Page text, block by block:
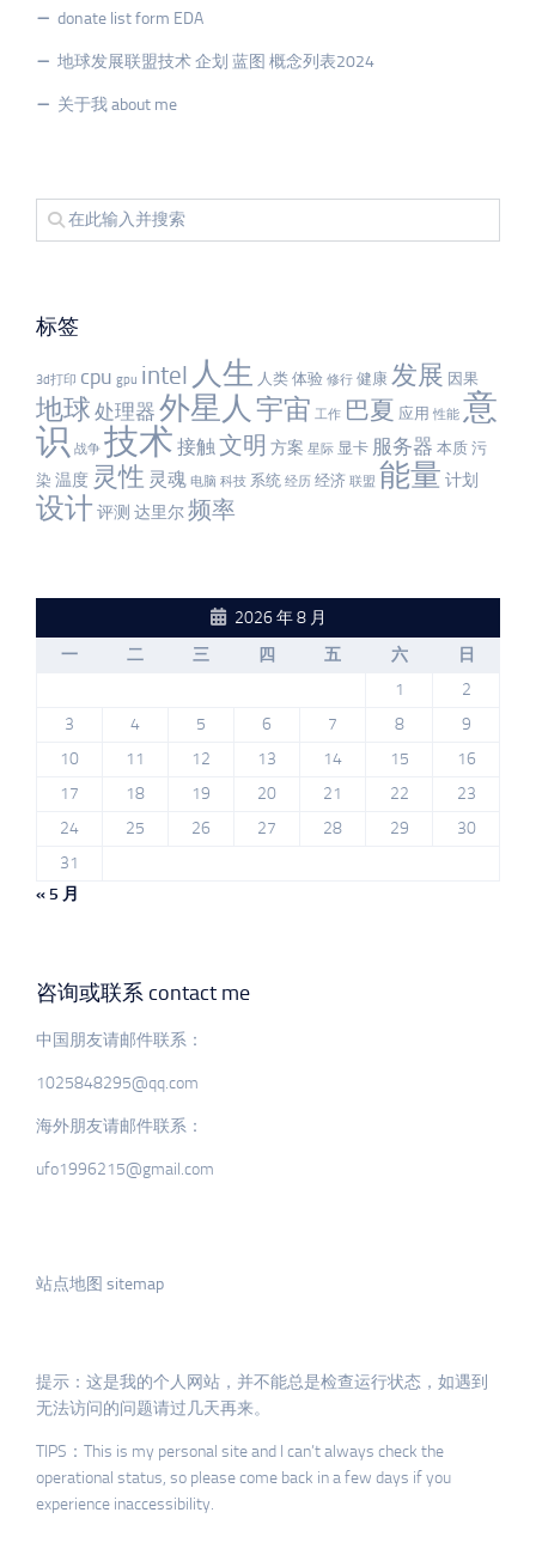
donate list form EDA
地球发展联盟技术 企划 蓝图 概念列表2024
关于我 about me
标签
3d打印 cpu gpu intel 人生 人类 体验 修行 健康 发展 因果
地球 处理器 外星人 宇宙 工作 巴夏 应用 性能 意
识 战争 技术 接触文明 方案 星际 显卡 服务器 本质 污
染 温度 灵性 灵魂 电脑 科技 系统 经历 经济 联盟 能量 计划
设计评测 达里尔频率
2026 年 8 月
一
二 三 四 五 六
日
1
2
3
4 5 6 7 8
9
10
11 12 13 14 15
16
17
18 19 20 21 22
23
24
25 26 27 28 29
30
31
« 5 月
咨询或联系 contact me
中国朋友请邮件联系：
1025848295@qq.com
海外朋友请邮件联系：
ufo1996215@gmail.com
站点地图 sitemap
提示：这是我的个人网站，并不能总是检查运行状态，如遇到
无法访问的问题请过几天再来。
TIPS：This is my personal site and I can’t always check the
operational status, so please come back in a few days if you
experience inaccessibility.